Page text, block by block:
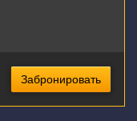
Забронировать